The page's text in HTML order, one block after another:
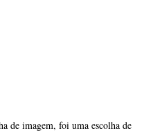
de imagem, foi uma escolha de